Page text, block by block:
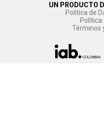
UN PRODUCTO
Política de
Política
Términos